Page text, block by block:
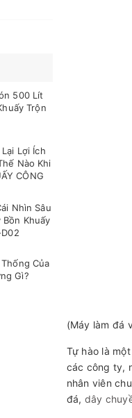
(Máy làm đá
Tự hào là
các công ty,
nhân viên
đá, dây
500 Lít
Trộn
Lợi Ích
Nào Khi
CÔNG
Nhìn Sâu
Bồn Khuấy
Của
Gì?